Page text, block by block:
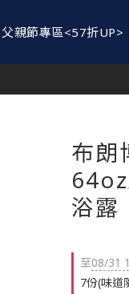
父親節專區<57折UP>
布朗
浴露
至08/31
7份(味道